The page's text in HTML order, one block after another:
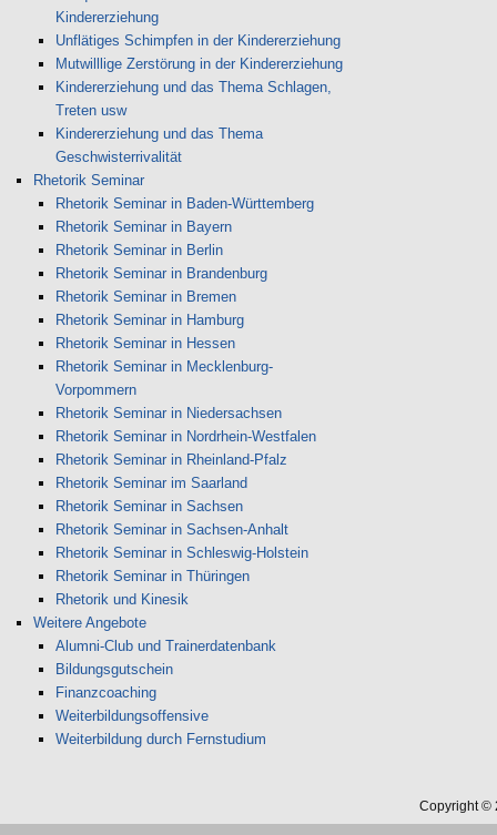
Kindererziehung
Unflätiges Schimpfen in der Kindererziehung
Mutwilllige Zerstörung in der Kindererziehung
Kindererziehung und das Thema Schlagen,
Treten usw
Kindererziehung und das Thema
Geschwisterrivalität
Rhetorik Seminar
Rhetorik Seminar in Baden-Württemberg
Rhetorik Seminar in Bayern
Rhetorik Seminar in Berlin
Rhetorik Seminar in Brandenburg
Rhetorik Seminar in Bremen
Rhetorik Seminar in Hamburg
Rhetorik Seminar in Hessen
Rhetorik Seminar in Mecklenburg-
Vorpommern
Rhetorik Seminar in Niedersachsen
Rhetorik Seminar in Nordrhein-Westfalen
Rhetorik Seminar in Rheinland-Pfalz
Rhetorik Seminar im Saarland
Rhetorik Seminar in Sachsen
Rhetorik Seminar in Sachsen-Anhalt
Rhetorik Seminar in Schleswig-Holstein
Rhetorik Seminar in Thüringen
Rhetorik und Kinesik
Weitere Angebote
Alumni-Club und Trainerdatenbank
Bildungsgutschein
Finanzcoaching
Weiterbildungsoffensive
Weiterbildung durch Fernstudium
Copyright ©